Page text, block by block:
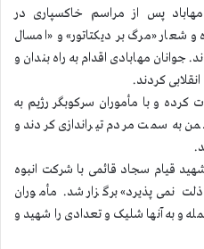
پس از مراسم خاکسپاری در
شعار «مرگ بر دیکتاتور» و «امسال
مهابادی اقدام به راه بندان و
کردند.
کرده و با مأموران سرکوبگر رژیم به
به سمت مردم تیراندازی کردند و
قیام سجاد قائمی با شرکت انبوه
نمی‌پذیرد» برگزار شد. مأموران
و به آنها شلیک و تعدادی را شهيد و